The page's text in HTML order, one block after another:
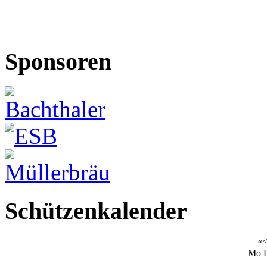
Sponsoren
Schützenkalender
«<
Mo